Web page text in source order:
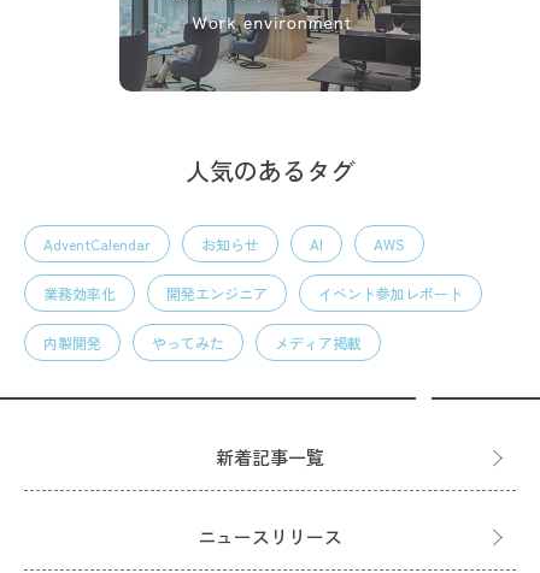
人気のあるタグ
AdventCalendar お知らせ AI AWS
業務効率化 開発エンジニア イベント参加レポート
内製開発 やってみた メディア掲載
新着記事一覧
ニュースリリース